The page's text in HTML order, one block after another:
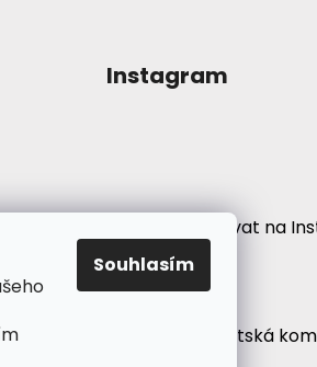
Souhlasím
Instagram
Sledovat na
událostí ● Psychonautská